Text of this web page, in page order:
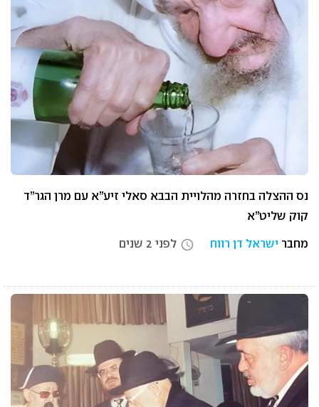
נס ההצלה בחזרה מהלויית הבבא סאלי זיע”א עם מרן הגר”ד
קוק שליט”א
מחבר ישראל דן רווח access_time לפני 2 שנים